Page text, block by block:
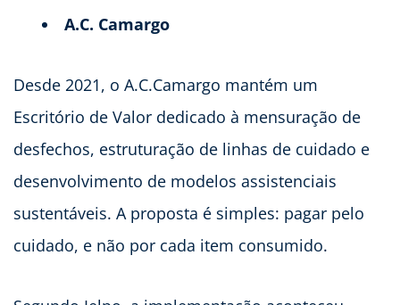
A.C. Camargo
Desde 2021, o A.C.Camargo mantém um
Escritório de Valor dedicado à mensuração de
desfechos, estruturação de linhas de cuidado e
desenvolvimento de modelos assistenciais
sustentáveis. A proposta é simples: pagar pelo
cuidado, e não por cada item consumido.